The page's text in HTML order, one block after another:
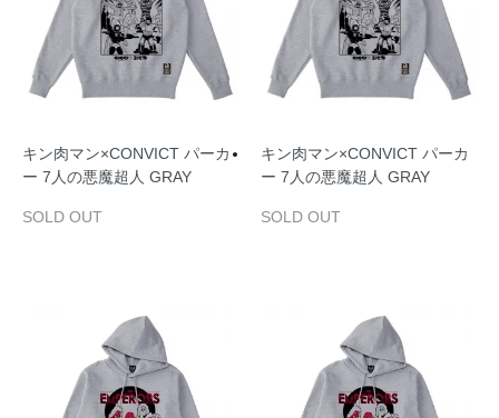
キン肉マン×CONVICT パーカ
ー 7人の悪魔超人 GRAY
SOLD OUT
キン肉マン×CONVICT パーカ
ー 7人の悪魔超人 GRAY
SOLD OUT